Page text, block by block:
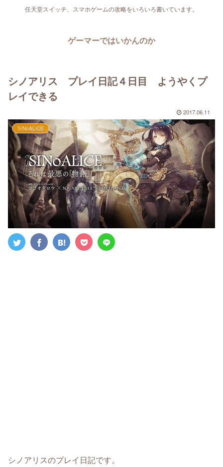
任天堂スイッチ、スマホゲームの攻略をいろいろ書いています。
ゲーマーではいかんのか
シノアリス プレイ日記４日目 ようやくプ
レイできる
2017.06.11
SINoALICE
シノアリスのプレイ日記です。